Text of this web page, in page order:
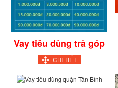
Vay tiêu dùng trả góp
CHI TIẾT